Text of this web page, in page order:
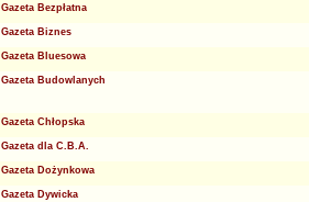
Gazeta Bezpłatna
Gazeta Biznes
Gazeta Bluesowa
Gazeta Budowlanych
Gazeta Chłopska
Gazeta dla C.B.A.
Gazeta Dożynkowa
Gazeta Dywicka